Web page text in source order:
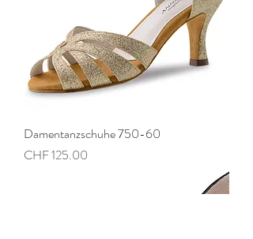
Damentanzschuhe 750-60
Preis
CHF 125.00